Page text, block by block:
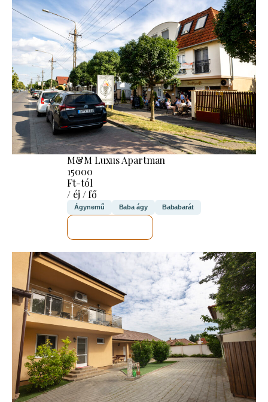
M&M Luxus Apartman
15000
Ft-tól
/ éj / fő
Ágynemű Baba ágy Bababarát